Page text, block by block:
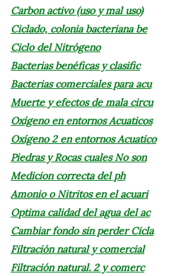
Carbon activo (uso y mal uso)
Ciclado, colonia bacteriana be
Ciclo del Nitrógeno
Bacterias benéficas y clasific
Bacterias comerciales para acu
Muerte y efectos de mala circu
Oxígeno en entornos Acuaticos
Oxígeno 2 en entornos Acuatico
Piedras y Rocas cuales No son
Medicion correcta del ph
Amonio o Nitritos en el acuari
Optima calidad del agua del ac
Cambiar fondo sin perder Cicla
Filtración natural y comercial
Filtración natural. 2 y comerc